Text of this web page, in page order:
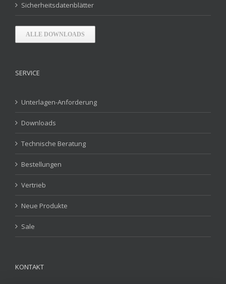
Sicherheitsdatenblätter
ALLE DOWNLOADS
SERVICE
Unterlagen-Anforderung
Downloads
Technische Beratung
Bestellungen
Vertrieb
Neue Produkte
Sale
KONTAKT